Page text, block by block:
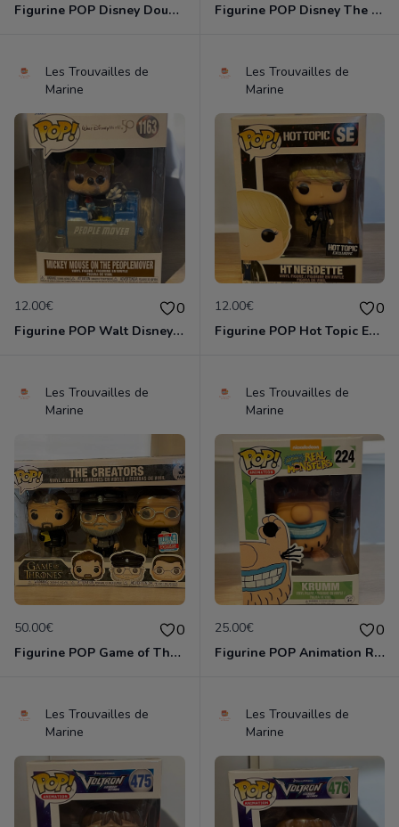
Figurine POP Disney Doug 415 Skeeter Valentine 2018 Summer Limited Edition neuve non deboxee Figurine POP Disney The Three Musketeers 1042 Mickey Mouse neuve non deboxee
Les Trouvailles de
Marine
12.00€ 0
Figurine POP Walt Disney World 1163 Mickey Mouse on the people mover neuve non deboxee
Les Trouvailles de
Marine
12.00€ 0
Figurine POP Hot Topic Exclusive SE Ht Nerdette neuve non deboxee
Les Trouvailles de
Marine
50.00€ 0
Figurine POP Game of Thrones The Creators 3 pack The Fall Convention Exclusive neuve non deboxee
Les Trouvailles de
Marine
25.00€ 0
Figurine POP Animation Real Monsters de Nickelodeon - 224 Krumm neuve non deboxee
Les Trouvailles de
Marine
Les Trouvailles de
Marine